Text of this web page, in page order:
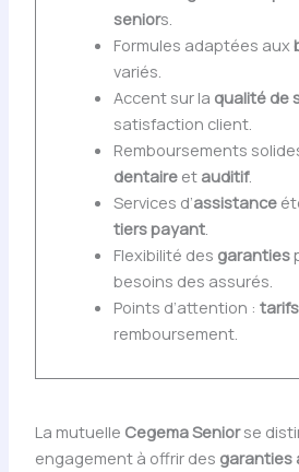
seniors.
Formules adaptées aux
variés.
Accent sur la qualité de
satisfaction client.
Remboursements
dentaireet auditif.
Services d’assistance
tiers payant.
Flexibilité des garanties
besoins des assurés.
Points d’attention : tarifs
remboursement.
La mutuelle Cegema Seniorse
engagement à offrir des garanties